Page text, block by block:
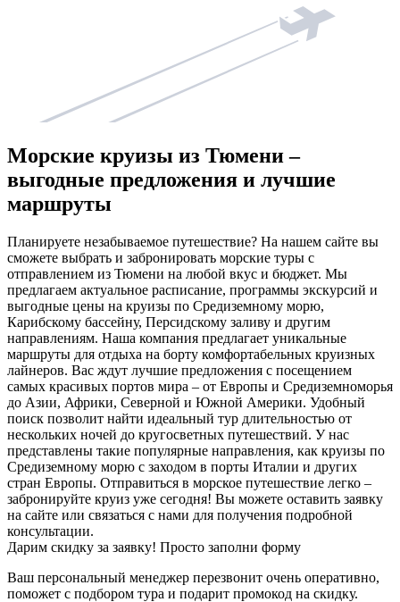
Морские круизы из Тюмени –
выгодные предложения и лучшие
маршруты
Планируете незабываемое путешествие? На нашем сайте вы
сможете выбрать и забронировать морские туры с
отправлением из Тюмени на любой вкус и бюджет. Мы
предлагаем актуальное расписание, программы экскурсий и
выгодные цены на круизы по Средиземному морю,
Карибскому бассейну, Персидскому заливу и другим
направлениям. Наша компания предлагает уникальные
маршруты для отдыха на борту комфортабельных круизных
лайнеров. Вас ждут лучшие предложения с посещением
самых красивых портов мира – от Европы и Средиземноморья
до Азии, Африки, Северной и Южной Америки. Удобный
поиск позволит найти идеальный тур длительностью от
нескольких ночей до кругосветных путешествий. У нас
представлены такие популярные направления, как круизы по
Средиземному морю с заходом в порты Италии и других
стран Европы. Отправиться в морское путешествие легко –
забронируйте круиз уже сегодня! Вы можете оставить заявку
на сайте или связаться с нами для получения подробной
консультации.
Дарим скидку за заявку! Просто заполни форму
Ваш персональный менеджер перезвонит очень оперативно,
поможет с подбором тура и подарит промокод на скидку.